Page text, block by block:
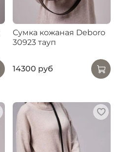
Сумка кожаная Deboro
30923 тауп
14300 руб